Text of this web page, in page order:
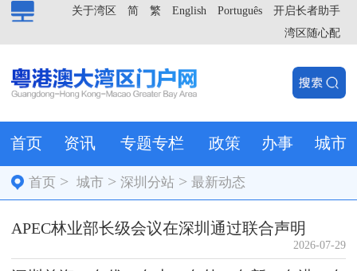
开启长者助手
Português
English
繁
简
关于湾区
湾区随心配
首页 资讯 专题专栏 政策 办事 城市
首页 >城市 >深圳分站 >最新动态
APEC林业部长级会议在深圳通过联合声明
2026-07-29